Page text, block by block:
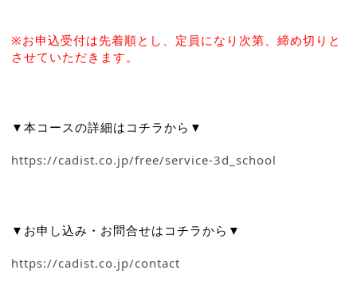
※お申込受付は先着順とし、定員になり次第、締め切りと
させていただきます。
▼本コースの詳細はコチラから▼
https://cadist.co.jp/free/service-3d_school
▼お申し込み・お問合せはコチラから▼
https://cadist.co.jp/contact